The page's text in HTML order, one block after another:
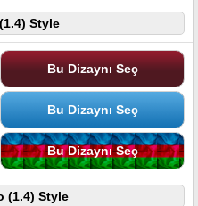
Style
Bu Dizaynı Seç
Bu Dizaynı Seç
Bu Dizaynı Seç
(1.4) Style